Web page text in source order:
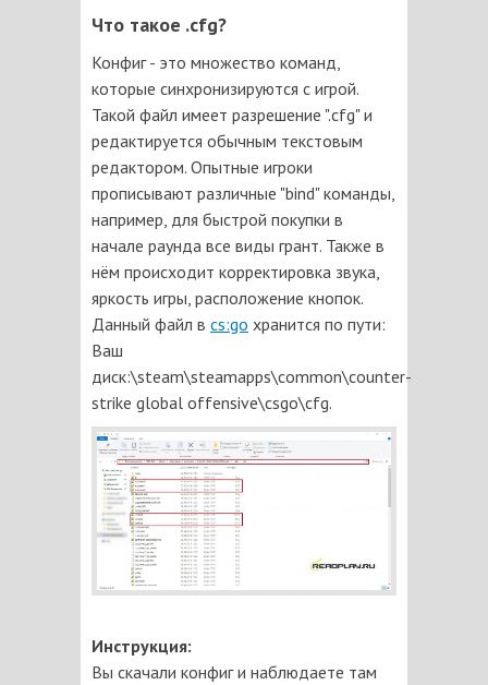
Что такое .cfg?
Конфиг - это множество команд,
которые синхронизируются с игрой.
Такой файл имеет разрешение ".cfg" и
редактируется обычным текстовым
редактором. Опытные игроки
прописывают различные "bind" команды,
например, для быстрой покупки в
начале раунда все виды грант. Также в
нём происходит корректировка звука,
яркость игры, расположение кнопок.
Данный файл в cs:go хранится по пути:
Ваш
диск:\steam\steamapps\common\counter-
strike global offensive\csgo\cfg.
Инструкция:
Вы скачали конфиг и наблюдаете там